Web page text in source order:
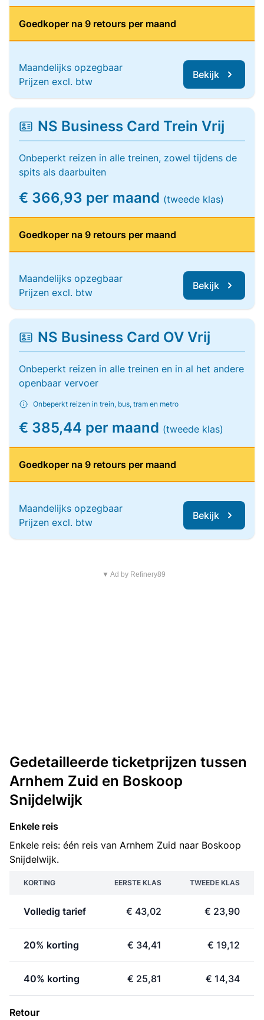
Goedkoper na 9 retours per maand
Maandelijks opzegbaar
Prijzen excl. btw
Bekijk
NS Business Card Trein Vrij
Onbeperkt reizen in alle treinen, zowel tijdens de
spits als daarbuiten
€ 366,93 per maand (tweede klas)
Goedkoper na 9 retours per maand
Maandelijks opzegbaar
Prijzen excl. btw
Bekijk
NS Business Card OV Vrij
Onbeperkt reizen in alle treinen en in al het andere
openbaar vervoer
Onbeperkt reizen in trein, bus, tram en metro
€ 385,44 per maand (tweede klas)
Goedkoper na 9 retours per maand
Maandelijks opzegbaar
Prijzen excl. btw
Bekijk
▼ Ad by Refinery89
Gedetailleerde ticketprijzen tussen
Arnhem Zuid en Boskoop
Snijdelwijk
Enkele reis
Enkele reis: één reis van Arnhem Zuid naar Boskoop
Snijdelwijk.
KORTING EERSTE KLAS TWEEDE KLAS
Volledig tarief € 43,02 € 23,90
20% korting € 34,41 € 19,12
40% korting € 25,81 € 14,34
Retour